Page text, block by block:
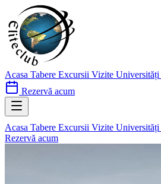
Acasa Tabere Excursii Vizite Universități
Rezervă acum
Acasa Tabere Excursii Vizite Universități
Rezervă acum